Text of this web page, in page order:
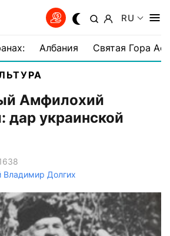
RU
Албания Святая Гора
Амфилохий
дар украинской
Владимир Долгих